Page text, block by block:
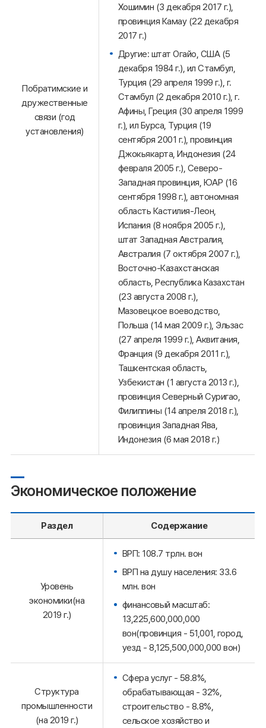
Побратимские и
дружественные
связи (год
установления)
Хошимин (3 декабря 2017 г.),
провинция Камау (22 декабря
2017 г.)
Другие: штат Огайо, США (5
декабря 1984 г.), ил Стамбул,
Турция (29 апреля 1999 г.), г.
Стамбул (2 декабря 2010 г.), г.
Афины, Греция (30 апреля 1999
г.), ил Бурса, Турция (19
сентября 2001 г.), провинция
Джокьякарта, Индонезия (24
февраля 2005 г.), Северо-
Западная провинция, ЮАР (16
сентября 1998 г.), автономная
область Кастилия-Леон,
Испания (8 ноября 2005 г.),
штат Западная Австралия,
Австралия (7 октября 2007 г.),
Восточно-Казахстанская
область, Республика Казахстан
(23 августа 2008 г.),
Мазовецкое воеводство,
Польша (14 мая 2009 г.), Эльзас
(27 апреля 1999 г.), Аквитания,
Франция (9 декабря 2011 г.),
Ташкентская область,
Узбекистан (1 августа 2013 г.),
провинция Северный Суригао,
Филиппины (14 апреля 2018 г.),
провинция Западная Ява,
Индонезия (6 мая 2018 г.)
Экономическое положение
Раздел Содержание
Уровень
экономики(на
2019 г.)
ВРП: 108.7 трлн. вон
ВРП на душу населения: 33.6
млн. вон
финансовый масштаб:
13,225,600,000,000
вон(провинция - 51,001, город,
уезд - 8,125,500,000,000 вон)
Структура
промышленности
(на 2019 г.)
Сфера услуг - 58.8%,
обрабатывающая - 32%,
строительство - 8.8%,
сельское хозяйство и